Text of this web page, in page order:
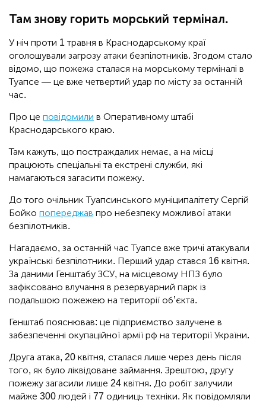
Там знову горить морський термінал.
У ніч проти 1 травня в Краснодарському краї
оголошували загрозу атаки безпілотників. Згодом стало
відомо, що пожежа сталася на морському терміналі в
Туапсе — це вже четвертий удар по місту за останній
час.
Про це повідомили в Оперативному штабі
Краснодарського краю.
Там кажуть, що постраждалих немає, а на місці
працюють спеціальні та екстрені служби, які
намагаються загасити пожежу.
До того очільник Туапсинського муніципалітету Сергій
Бойко попереджав про небезпеку можливої атаки
безпілотників.
Нагадаємо, за останній час Туапсе вже тричі атакували
українські безпілотники. Перший удар стався 16 квітня.
За даними Генштабу ЗСУ, на місцевому НПЗ було
зафіксовано влучання в резервуарний парк із
подальшою пожежею на території об’єкта.
Генштаб пояснював: це підприємство залучене в
забезпеченні окупаційної армії рф на території України.
Друга атака, 20 квітня, сталася лише через день після
того, як було ліквідоване займання. Зрештою, другу
пожежу загасили лише 24 квітня. До робіт залучили
майже 300 людей і 77 одиниць техніки. Як повідомляли